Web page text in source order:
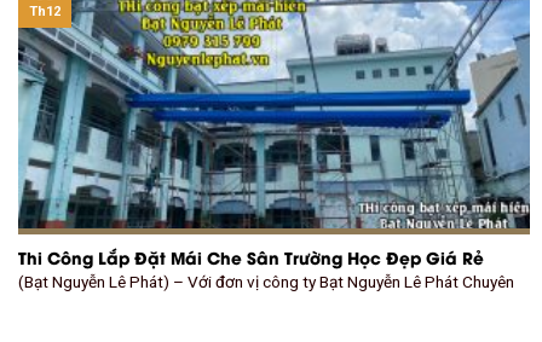
Thi Công Lắp Đặt Mái Che Sân Trường Học Đẹp Giá Rẻ
(Bạt Nguyễn Lê Phát) – Với đơn vị công ty Bạt Nguyễn Lê Phát Chuyên
Th12